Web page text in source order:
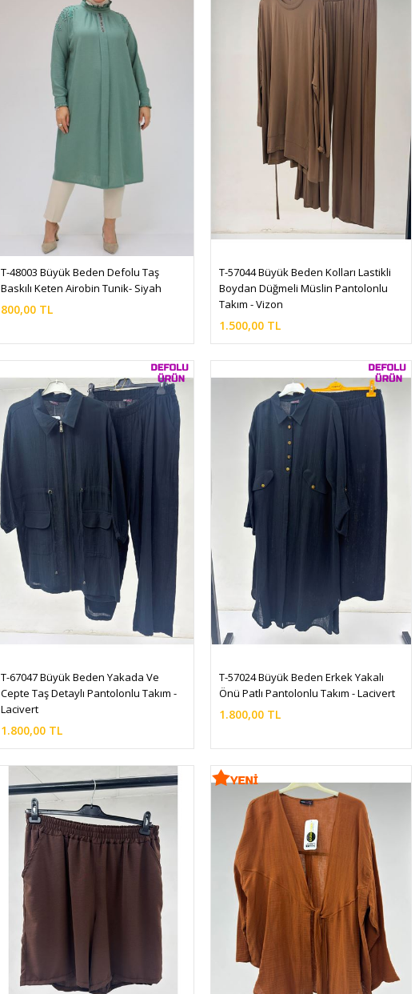
T-48003 Büyük Beden Defolu Taş
Baskılı Keten Airobin Tunik- Siyah
800,00 TL
T-57044 Büyük Beden Kolları Lastikli
Boydan Düğmeli Müslin Pantolonlu
Takım - Vizon
1.500,00 TL
T-67047 Büyük Beden Yakada Ve
Cepte Taş Detaylı Pantolonlu Takım -
Lacivert
1.800,00 TL
T-57024 Büyük Beden Erkek Yakalı
Önü Patlı Pantolonlu Takım - Lacivert
1.800,00 TL